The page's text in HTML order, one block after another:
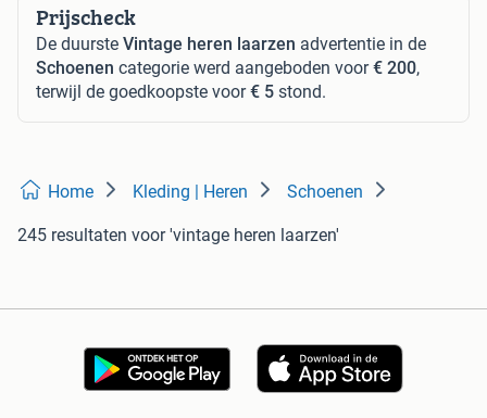
Prijscheck
De duurste Vintage heren laarzen advertentie in de
Schoenen categorie werd aangeboden voor€ 200,
terwijl de goedkoopste voor€ 5 stond.
Home Kleding | Heren Schoenen
245 resultaten voor 'vintage heren laarzen'